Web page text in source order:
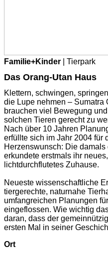
Familie+Kinder | Tierpark
Das Orang-Utan Haus
Klettern, schwingen,
die Lupe nehmen – Sumatra
brauchen viel Bewegung
solchen Tieren gerecht zu
Nach über 10 Jahren
erfüllte sich im Jahr 2004 für
Herzenswunsch: Die
erkundete erstmals ihr
lichtdurchflutetes Zuhause.
Neueste wissenschaftliche
tiergerechte, naturnahe
umfangreichen Planungen
eingeflossen. Wie wichtig
daran, dass der
ersten Mal in seiner
Ort